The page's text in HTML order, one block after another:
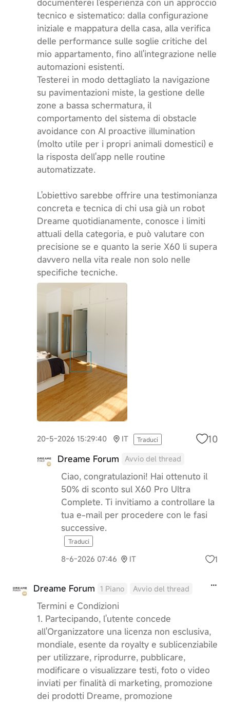
documenterei l'esperienza con un approccio
tecnico e sistematico: dalla configurazione
iniziale e mappatura della casa, alla verifica
delle performance sulle soglie critiche del
mio appartamento, fino all'integrazione nelle
automazioni esistenti.
Testerei in modo dettagliato la navigazione
su pavimentazioni miste, la gestione delle
zone a bassa schermatura, il
comportamento del sistema di obstacle
avoidance con AI proactive illumination
(molto utile per i propri animali domestici) e
la risposta dell'app nelle routine
automatizzate.
L'obiettivo sarebbe offrire una testimonianza
concreta e tecnica di chi usa già un robot
Dreame quotidianamente, conosce i limiti
attuali della categoria, e può valutare con
precisione se e quanto la serie X60 li supera
davvero nella vita reale non solo nelle
specifiche tecniche.
20-5-2026 15:29:40 IT Traduci 10
Dreame Forum Avvio del thread
Ciao, congratulazioni! Hai ottenuto il
50% di sconto sul X60 Pro Ultra
Complete. Ti invitiamo a controllare la
tua e-mail per procedere con le fasi
successive.
Traduci
8-6-2026 07:46 IT 1
Dreame Forum 1 Piano Avvio del thread
Termini e Condizioni
1. Partecipando, l'utente concede
all'Organizzatore una licenza non esclusiva,
mondiale, esente da royalty e sublicenziabile
per utilizzare, riprodurre, pubblicare,
modificare o visualizzare testi, foto o video
inviati per finalità di marketing, promozione
dei prodotti Dreame, promozione